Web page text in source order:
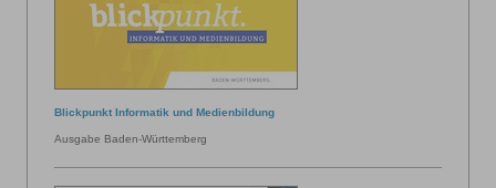
Blickpunkt Informatik und Medienbildung
Ausgabe Baden-Württemberg